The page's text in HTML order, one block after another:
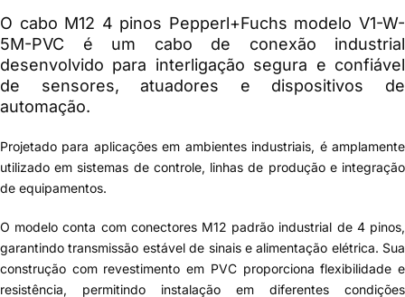
O cabo M12 4 pinos Pepperl+Fuchs modelo V1-W-
5M-PVC é um cabo de conexão industrial
desenvolvido para interligação segura e confiável
de sensores, atuadores e dispositivos de
automação.
Projetado para aplicações em ambientes industriais, é amplamente
utilizado em sistemas de controle, linhas de produção e integração
de equipamentos.
O modelo conta com conectores M12 padrão industrial de 4 pinos,
garantindo transmissão estável de sinais e alimentação elétrica. Sua
construção com revestimento em PVC proporciona flexibilidade e
resistência, permitindo instalação em diferentes condições